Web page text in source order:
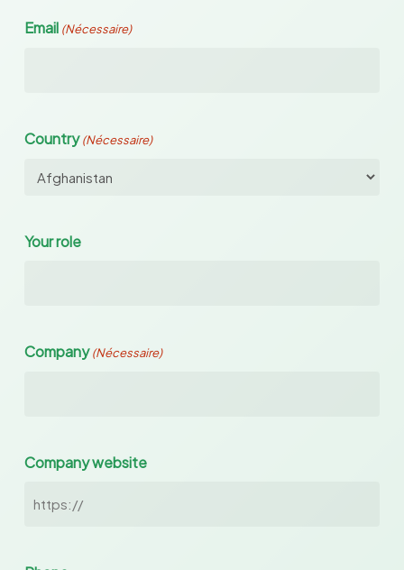
Email (Nécessaire)
Country (Nécessaire)
Your role
Company (Nécessaire)
Company website